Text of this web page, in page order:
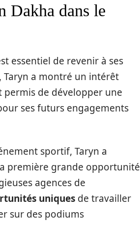
Dakha dans le
essentiel de revenir à ses
Taryn a montré un intérêt
permis de développer une
ses futurs engagements
sportif, Taryn a
première grande opportunité
agences de
uniques de travailler
sur des podiums